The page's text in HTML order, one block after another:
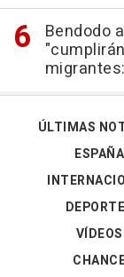
Bendodo
ÚLTIMAS
ESPAÑA
VÍDEOS